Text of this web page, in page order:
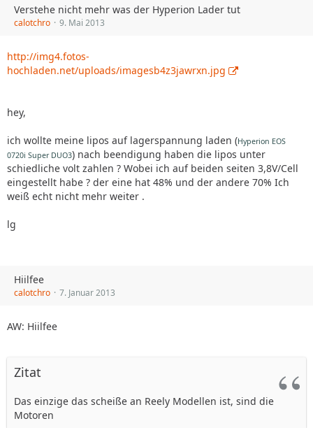
Verstehe nicht mehr was der Hyperion Lader tut
calotchro 9. Mai 2013
http://img4.fotos-
hochladen.net/uploads/imagesb4z3jawrxn.jpg
hey,
ich wollte meine lipos auf lagerspannung laden (Hyperion EOS
0720i Super DUO3) nach beendigung haben die lipos unter
schiedliche volt zahlen ? Wobei ich auf beiden seiten 3,8V/Cell
eingestellt habe ? der eine hat 48% und der andere 70% Ich
weiß echt nicht mehr weiter .
lg
Hiilfee
calotchro 7. Januar 2013
AW: Hiilfee
Zitat
Das einzige das scheiße an Reely Modellen ist, sind die
Motoren